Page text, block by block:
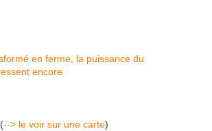
(--> le voir sur une carte)